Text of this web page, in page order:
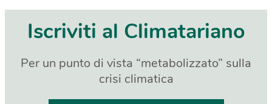
Iscriviti al Climatariano
Per un punto di vista “metabolizzato” sulla
crisi climatica